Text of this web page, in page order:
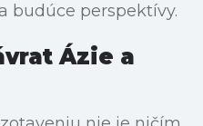
budúce perspektívy.
Ázie a